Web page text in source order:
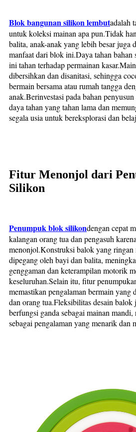
Blok bangunan silikon lembutadalah
untuk koleksi mainan apa pun.Tidak
balita, anak-anak yang lebih besar juga
manfaat dari blok ini.Daya tahan
ini tahan terhadap permainan
dibersihkan dan disanitasi, sehingga
bermain bersama atau rumah tangga
anak.Berinvestasi pada bahan
daya tahan yang tahan lama dan
segala usia untuk bereksplorasi dan
Fitur Menonjol dari
Silikon
Penumpuk blok silikondengan cepat
kalangan orang tua dan pengasuh
menonjol.Konstruksi balok yang ringan
dipegang oleh bayi dan balita,
genggaman dan keterampilan motorik
keseluruhan.Selain itu, fitur
memastikan pengalaman bermain yang
dan orang tua.Fleksibilitas desain
berfungsi ganda sebagai mainan
sebagai pengalaman yang menarik dan